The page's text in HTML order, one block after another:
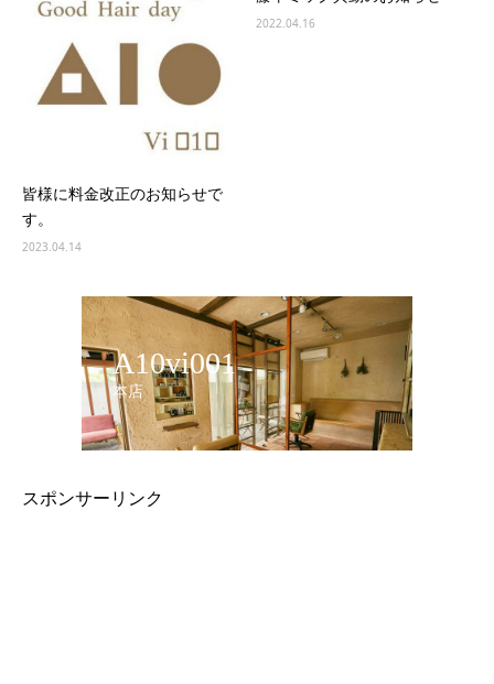
皆様に料金改正のお知らせで
す。
2023.04.14
2022.04.16
A10vi001
本店
スポンサーリンク